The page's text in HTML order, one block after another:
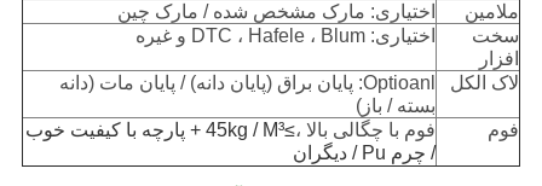
ملامین
اختیاری: مارک مشخص شده / مارک چین
سخت
افزار
اختیاری: DTC ، Hafele ، Blum و غیره
لاک الکل
Optioanl: پایان براق (پایان دانه) / پایان مات (دانه
بسته / باز)
فوم
فوم با چگالی بالا ،
≥45kg / M³ + پارچه با کیفیت خوب
/ چرم Pu / دیگران